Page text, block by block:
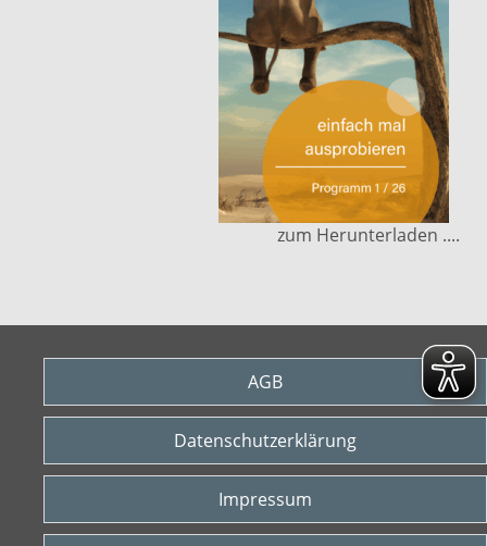
zum Herunterladen ....
AGB
Datenschutzerklärung
Impressum